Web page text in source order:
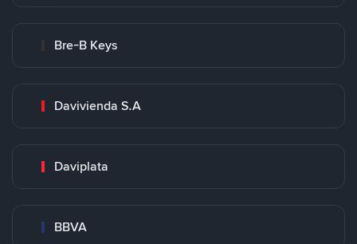
Bre-B Keys
Davivienda S.A
Daviplata
BBVA